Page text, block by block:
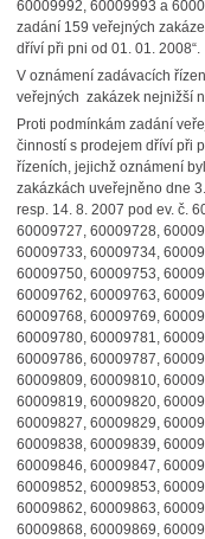
60009992, 60009993 a
zadání 159 veřejných
dříví při pni od 01. 01. 2008“.
V oznámení zadávacích
veřejných zakázek nejnižší
Proti podmínkám zadání
činností s prodejem dříví při
řízeních, jejichž oznámení
zakázkách uveřejněno dne
resp. 14. 8. 2007 pod ev. č.
60009727, 60009728,
60009733, 60009734,
60009750, 60009753,
60009762, 60009763,
60009768, 60009769,
60009780, 60009781,
60009786, 60009787,
60009809, 60009810,
60009819, 60009820,
60009827, 60009829,
60009838, 60009839,
60009846, 60009847,
60009852, 60009853,
60009862, 60009863,
60009868, 60009869,